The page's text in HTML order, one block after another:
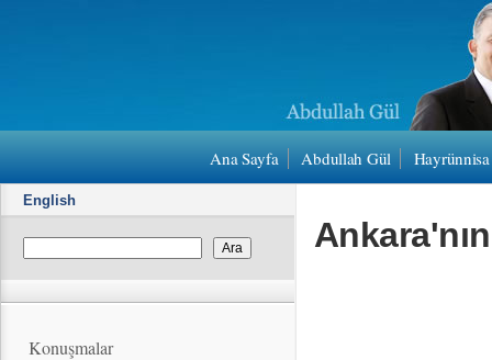
Ana Sayfa Abdullah Gül
English
Konuşmalar